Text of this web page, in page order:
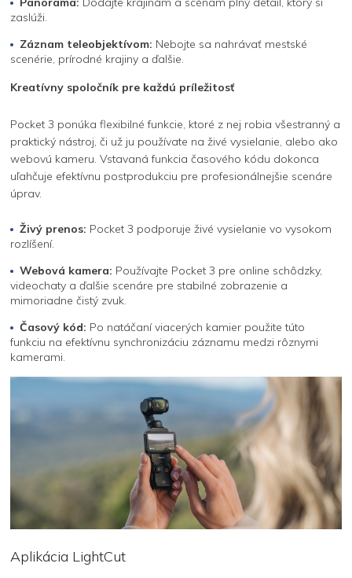
zaslúži.
Záznam teleobjektívom: Nebojte sa nahrávať mestské
scenérie, prírodné krajiny a ďalšie.
Kreatívny spoločník pre každú príležitosť
Pocket 3 ponúka flexibilné funkcie, ktoré z nej robia všestranný a
praktický nástroj, či už ju používate na živé vysielanie, alebo ako
webovú kameru. Vstavaná funkcia časového kódu dokonca
uľahčuje efektívnu postprodukciu pre profesionálnejšie scenáre
úprav.
Živý prenos: Pocket 3 podporuje živé vysielanie vo vysokom
rozlíšení.
Webová kamera: Používajte Pocket 3 pre online schôdzky,
videochaty a ďalšie scenáre pre stabilné zobrazenie a
mimoriadne čistý zvuk.
Časový kód: Po natáčaní viacerých kamier použite túto
funkciu na efektívnu synchronizáciu záznamu medzi rôznymi
kamerami.
Aplikácia LightCut